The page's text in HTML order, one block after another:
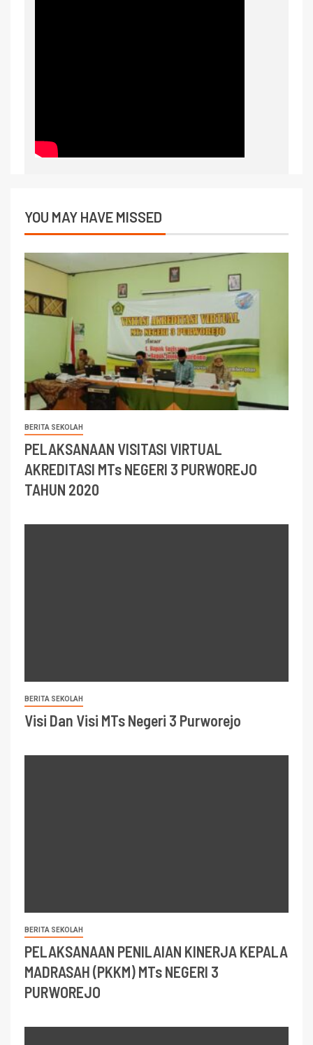
YOU MAY HAVE MISSED
BERITA SEKOLAH
PELAKSANAAN VISITASI VIRTUAL
AKREDITASI MTs NEGERI 3 PURWOREJO
TAHUN 2020
BERITA SEKOLAH
Visi Dan Visi MTs Negeri 3 Purworejo
BERITA SEKOLAH
PELAKSANAAN PENILAIAN KINERJA KEPALA
MADRASAH (PKKM) MTs NEGERI 3
PURWOREJO